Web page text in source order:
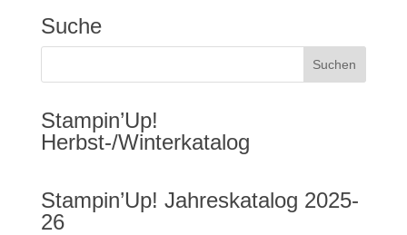
Suche
Stampin’Up!
Herbst-/Winterkatalog
Stampin’Up! Jahreskatalog 2025-
26